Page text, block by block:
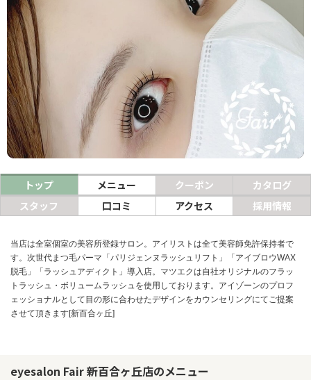
近くのサロンを探す
現在地から探す
ヘアサロン
ネイルサロン
まつげサロン
リラクゼーションサロン
美容クリニック
ヘアカタログ
ネイルカタログ
メンズカタログ
トップ メニュー クーポン
カタログ
スタッフ
口コミ アクセス 採用情報
当店は全室個室の美容所登録サロン。アイリストは全て美容師免許保持者で
す。次世代まつ毛パーマ「パリジェンヌラッシュリフト」「アイブロウWAX
脱毛」「ラッシュアディクト」導入店。マツエクは自社オリジナルのフラッ
トラッシュ・ボリュームラッシュを使用しております。アイゾーンのプロフ
ェッショナルとして目の形に合わせたデザインをカウンセリングにてご提案
させて頂きます[新百合ヶ丘]
eyesalon Fair 新百合ヶ丘店のメニュー